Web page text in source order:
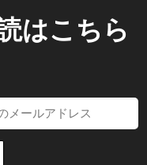
はこちら